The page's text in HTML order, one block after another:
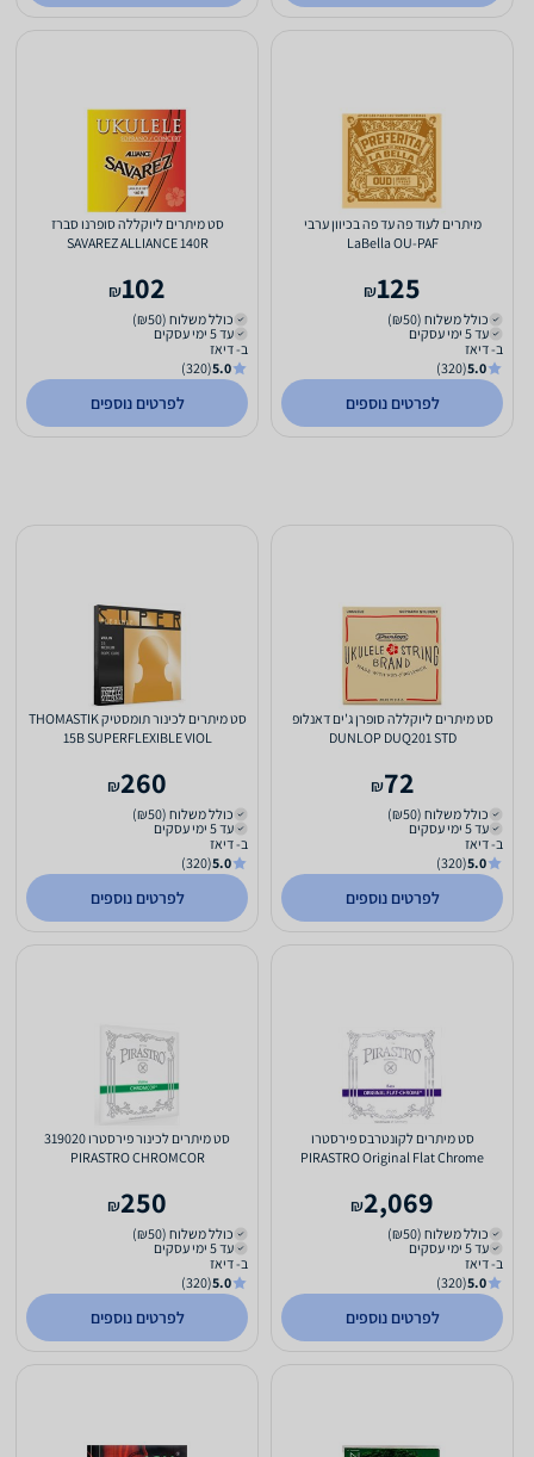
מיתרים לעוד פה עד פה בכיוון ערבי
LaBella OU-PAF
125
₪
כולל משלוח (₪50)
עד 5 ימי עסקים
ב- דיאז
5.0
(320)
לפרטים נוספים
סט מיתרים ליוקללה סופרנו סברז
SAVAREZ ALLIANCE 140R
102
₪
כולל משלוח (₪50)
עד 5 ימי עסקים
ב- דיאז
5.0
(320)
לפרטים נוספים
סט מיתרים ליוקללה סופרן ג'ים דאנלופ
DUNLOP DUQ201 STD
72
₪
כולל משלוח (₪50)
עד 5 ימי עסקים
ב- דיאז
5.0
(320)
לפרטים נוספים
סט מיתרים לכינור תומסטיק THOMASTIK
15B SUPERFLEXIBLE VIOL
260
₪
כולל משלוח (₪50)
עד 5 ימי עסקים
ב- דיאז
5.0
(320)
לפרטים נוספים
סט מיתרים לקונטרבס פירסטרו
PIRASTRO Original Flat Chrome
2,069
₪
כולל משלוח (₪50)
עד 5 ימי עסקים
ב- דיאז
5.0
(320)
לפרטים נוספים
סט מיתרים לכינור פירסטרו 319020
PIRASTRO CHROMCOR
250
₪
כולל משלוח (₪50)
עד 5 ימי עסקים
ב- דיאז
5.0
(320)
לפרטים נוספים